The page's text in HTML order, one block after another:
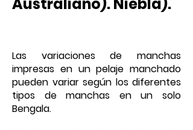
Las variaciones de manchas
impresas en un pelaje manchado
pueden variar según los diferentes
tipos de manchas en un solo
Bengala.